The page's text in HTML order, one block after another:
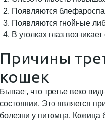
Появляются
Появляются гнойные
В уголках глаз
Причины
кошек
Бывает, что третье веко
состоянии. Это является
болезни у питомца. Кожица